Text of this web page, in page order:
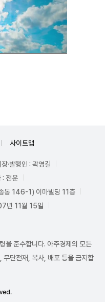
사이트맵
·발행인 : 곽영길
: 전운
동 146-1) 이마빌딩 11층
년 11월 15일
을 준수합니다. 아주경제의 모든
무단전재, 복사, 배포 등을 금지합